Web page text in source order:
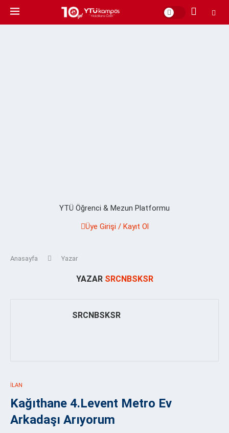
YTÜ Öğrenci & Mezun Platformu
Üye Girişi / Kayıt Ol
Anasayfa Yazar
YAZAR SRCNBSKSR
SRCNBSKSR
İLAN
Kağıthane 4.Levent Metro Ev
Arkadaşı Arıyorum